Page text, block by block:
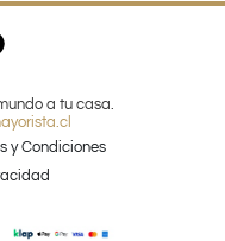
a tu casa.
y Condiciones